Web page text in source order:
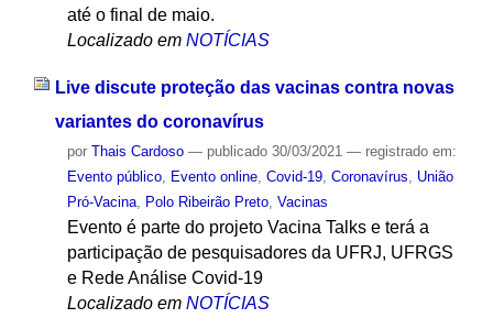
até o final de maio.
Localizado em NOTÍCIAS
Live discute proteção das vacinas contra novas
variantes do coronavírus
por Thais Cardoso — publicado30/03/2021 — registrado em:
Evento público, Evento online, Covid-19, Coronavírus
União
Pró-Vacina, Polo Ribeirão Preto, Vacinas
Evento é parte do projeto Vacina Talks e terá a
participação de pesquisadores da UFRJ, UFRGS
e Rede Análise Covid-19
Localizado em NOTÍCIAS